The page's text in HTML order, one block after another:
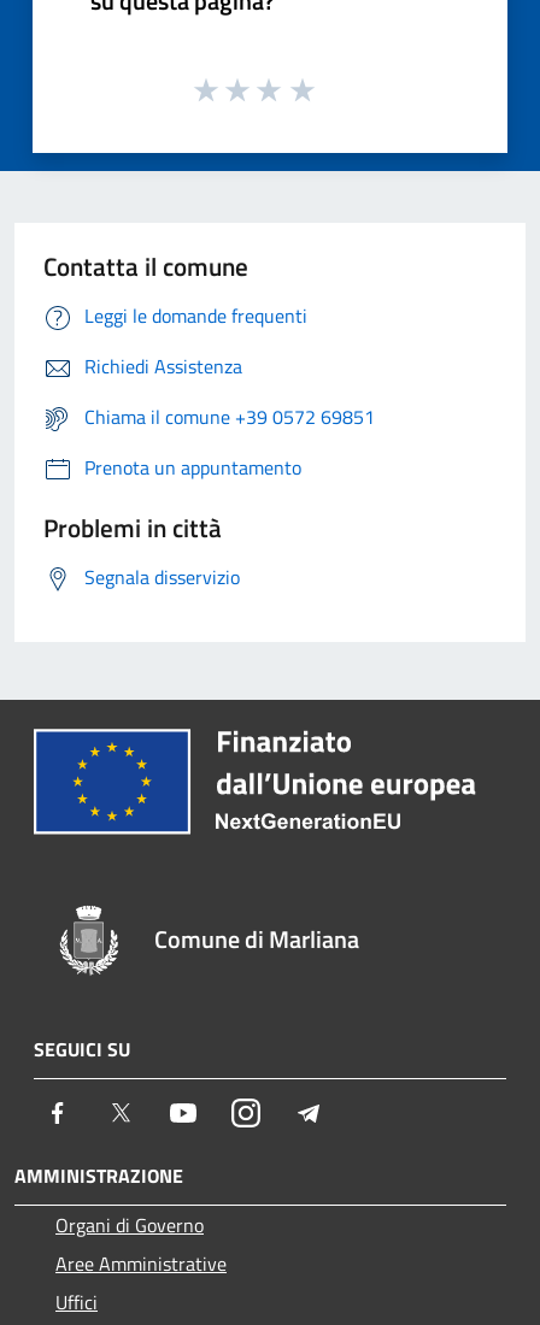
Contatta il comune
Leggi le domande frequenti
Richiedi Assistenza
Chiama il comune +39 0572 69851
Prenota un appuntamento
Problemi in città
Segnala disservizio
Comune di Marliana
SEGUICI SU
Facebook Twitter YoutubeInstagram
AMMINISTRAZIONE
Organi di Governo
Aree Amministrative
Uffici